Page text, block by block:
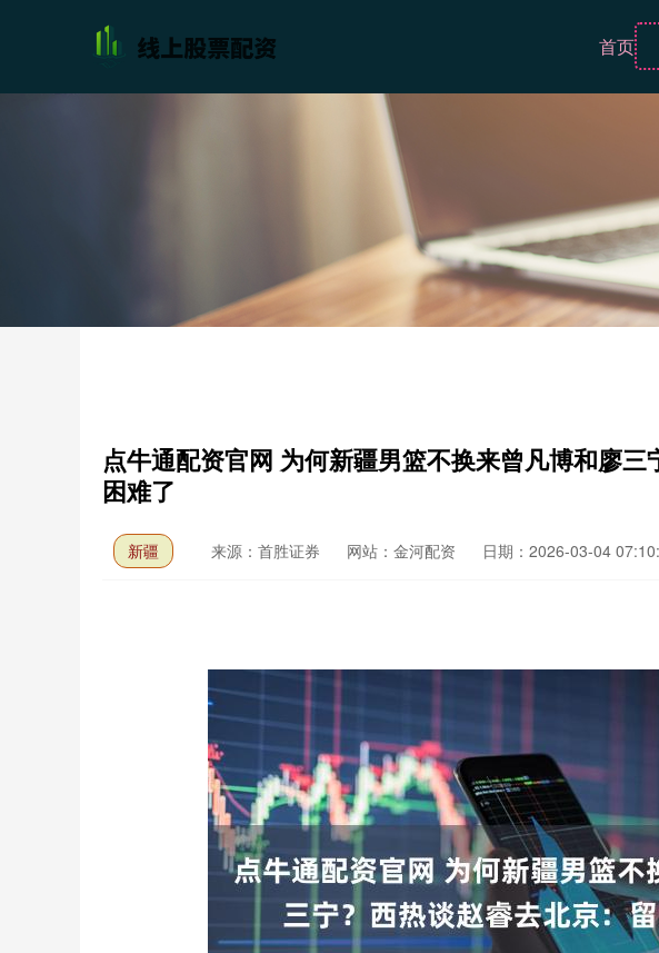
首页
点牛通配资官网 为何新疆男篮不换来曾凡博和廖
困难了
新疆 来源：首胜证券 网站：金河配资 日期：2026-03-04